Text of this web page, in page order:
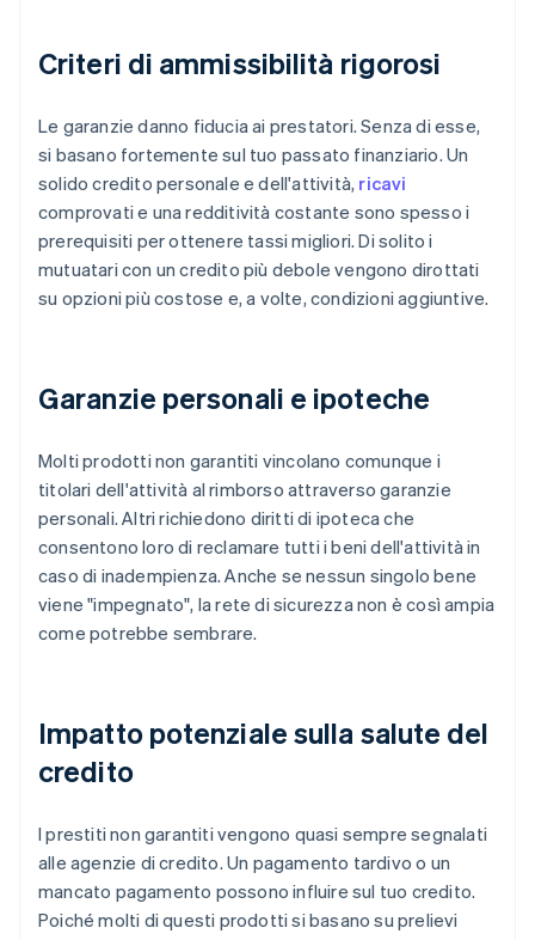
Criteri di ammissibilità rigorosi
Le garanzie danno fiducia ai prestatori. Senza di esse,
si basano fortemente sul tuo passato finanziario. Un
solido credito personale e dell'attività, ricavi
comprovati e una redditività costante sono spesso i
prerequisiti per ottenere tassi migliori. Di solito i
mutuatari con un credito più debole vengono dirottati
su opzioni più costose e, a volte, condizioni aggiuntive.
Garanzie personali e ipoteche
Molti prodotti non garantiti vincolano comunque i
titolari dell'attività al rimborso attraverso garanzie
personali. Altri richiedono diritti di ipoteca che
consentono loro di reclamare tutti i beni dell'attività in
caso di inadempienza. Anche se nessun singolo bene
viene "impegnato", la rete di sicurezza non è così ampia
come potrebbe sembrare.
Impatto potenziale sulla salute del
credito
I prestiti non garantiti vengono quasi sempre segnalati
alle agenzie di credito. Un pagamento tardivo o un
mancato pagamento possono influire sul tuo credito.
Poiché molti di questi prodotti si basano su prelievi